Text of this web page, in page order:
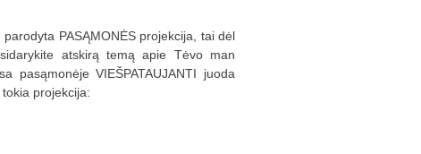
PASĄMONĖS projekcija, tai dėl
atskirą temą apie Tėvo man
pasąmonėje VIEŠPATAUJANTI juoda
projekcija: